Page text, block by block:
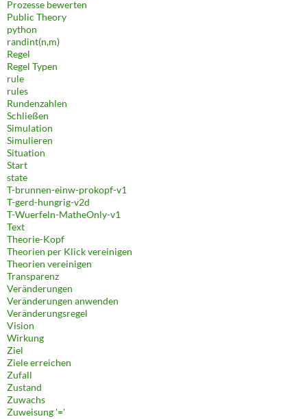
Prozesse bewerten
Public Theory
python
randint(n,m)
Regel
Regel Typen
rule
rules
Rundenzahlen
Schließen
Simulation
Simulieren
Situation
Start
state
T-brunnen-einw-prokopf-v1
T-gerd-hungrig-v2d
T-Wuerfeln-MatheOnly-v1
Text
Theorie-Kopf
Theorien per Klick vereinigen
Theorien vereinigen
Transparenz
Veränderungen
Veränderungen anwenden
Veränderungsregel
Vision
Wirkung
Ziel
Ziele erreichen
Zufall
Zustand
Zuwachs
Zuweisung '='